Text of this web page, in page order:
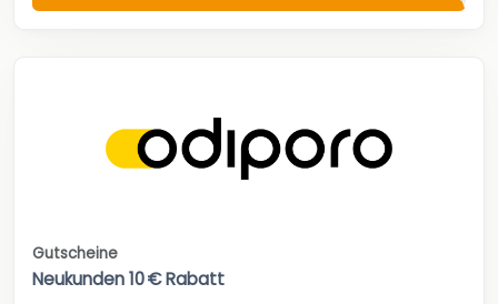
Gutscheine
Neukunden 10 € Rabatt